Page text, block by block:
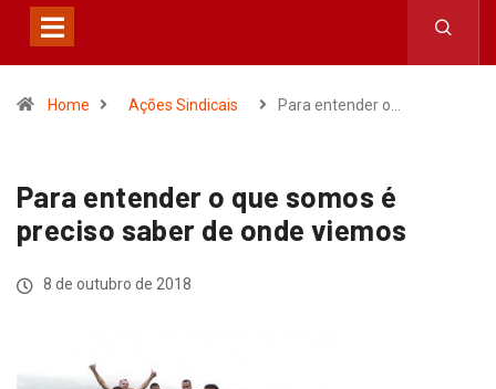
Home Ações Sindicais Para entender o…
Para entender o que somos é
preciso saber de onde viemos
8 de outubro de 2018